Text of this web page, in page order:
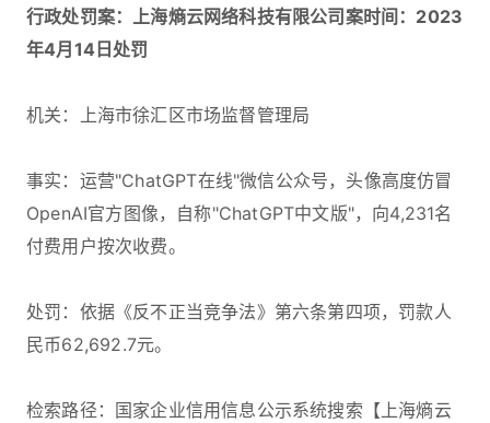
行政处罚案：上海熵云网络科技有限公司案时间：2023
年4月14日处罚
机关：上海市徐汇区市场监督管理局
事实：运营"ChatGPT在线"微信公众号，头像高度仿冒
OpenAI官方图像，自称"ChatGPT中文版"，向4,231名
付费用户按次收费。
处罚：依据《反不正当竞争法》第六条第四项，罚款人
民币62,692.7元。
检索路径：国家企业信用信息公示系统搜索【上海熵云